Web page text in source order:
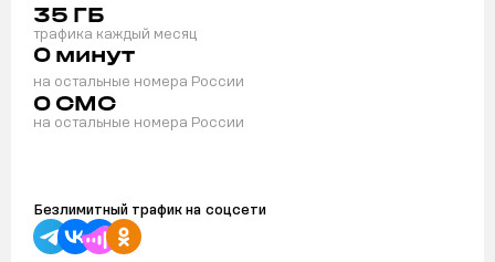
35 ГБ
трафика каждый месяц
0 минут
на остальные номера России
0 СМС
на остальные номера России
Безлимитный трафик на соцсети